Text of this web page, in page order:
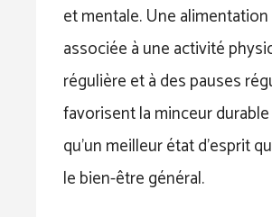
et mentale. Une
associée à une activité
régulière et à des pauses
favorisent la minceur
qu’un meilleur état d’esprit
le bien-être général.